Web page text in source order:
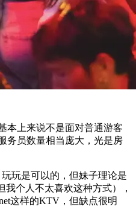
本上来说不是面对普通游客
务员数量相当庞大，光是房
玩是可以的，但妹子理论是
个人不太喜欢这种方式），
这样的KTV，但缺点很明